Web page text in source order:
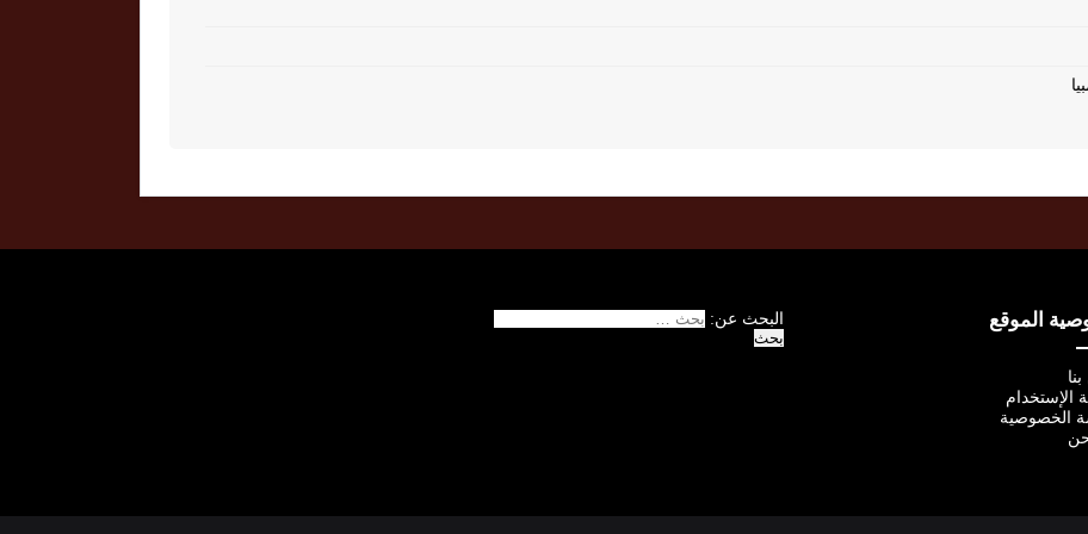
الموقع
الإستخدام
الخصوصية
البحث عن: